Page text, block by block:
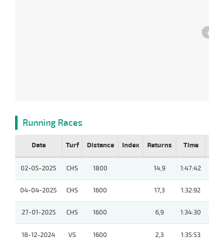
Running Races
Date Turf Distance Index Returns Time
02-05-2025 CHS 1800 14,9 1:47:42
04-04-2025 CHS 1600 17,3 1:32:92
27-01-2025 CHS 1600 6,9 1:34:30
18-12-2024 VS 1600 2,3 1:35:53